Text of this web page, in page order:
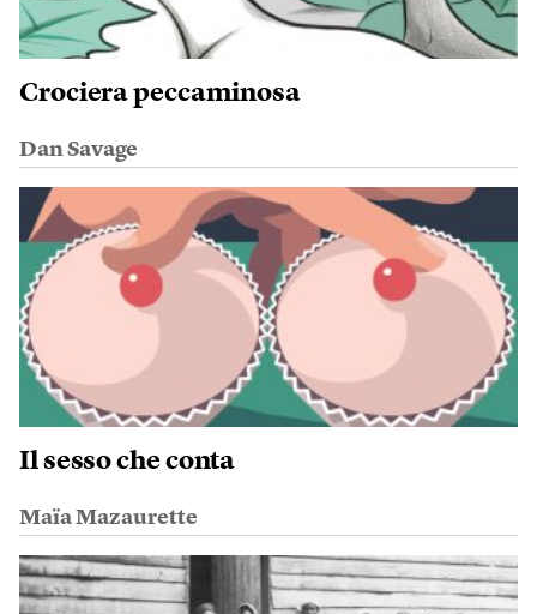
Crociera peccaminosa
Dan Savage
Il sesso che conta
Maïa Mazaurette